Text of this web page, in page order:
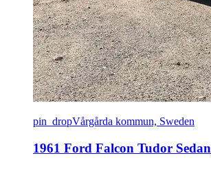
pin_dropVårgårda kommun, Sweden
1961 Ford Falcon Tudor Sedan